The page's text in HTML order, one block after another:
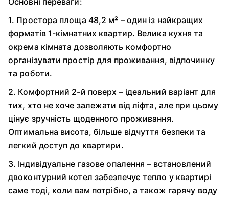
1. Простора площа 48,2 м² – один із найкращих
форматів 1-кімнатних квартир. Велика кухня та
окрема кімната дозволяють комфортно
організувати простір для проживання, відпочинку
та роботи.
2. Комфортний 2-й поверх – ідеальний варіант для
тих, хто не хоче залежати від ліфта, але при цьому
цінує зручність щоденного проживання.
Оптимальна висота, більше відчуття безпеки та
легкий доступ до квартири.
3. Індивідуальне газове опалення – встановлений
двоконтурний котел забезпечує тепло у квартирі
саме тоді, коли вам потрібно, а також гарячу воду